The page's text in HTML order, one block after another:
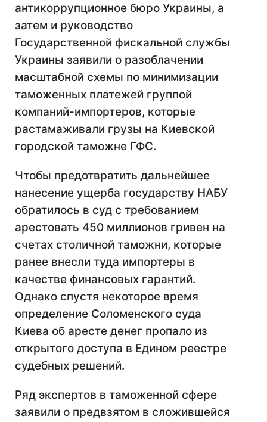
антикоррупционное бюро Украины, а
затем и руководство
Государственной фискальной службы
Украины заявили о разоблачении
масштабной схемы по минимизации
таможенных платежей группой
компаний-импортеров, которые
растамаживали грузы на Киевской
городской таможне ГФС.
Чтобы предотвратить дальнейшее
нанесение ущерба государству НАБУ
обратилось в суд с требованием
арестовать 450 миллионов гривен на
счетах столичной таможни, которые
ранее внесли туда импортеры в
качестве финансовых гарантий.
Однако спустя некоторое время
определение Соломенского суда
Киева об аресте денег пропало из
открытого доступа в Едином реестре
судебных решений.
Ряд экспертов в таможенной сфере
заявили о предвзятом в сложившейся